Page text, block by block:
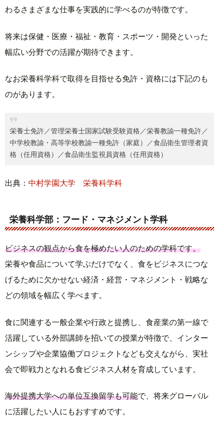
わるさまざまな仕事を実践的に学べるのが特徴です。
将来は保健・医療・福祉・教育・スポーツ・開発といった
幅広い分野での活躍が期待できます。
なお栄養科学科で取得を目指せる免許・資格には下記のも
のがあります。
栄養士免許／管理栄養士国家試験受験資格／栄養教諭一種免許／
中学校教諭・高等学校教諭一種免許（家庭）／食品衛生管理者資
格（任用資格）／食品衛生監視員資格（任用資格）
出典： 中村学園大学 栄養科学科
栄養科学部：フード・マネジメント学科
ビジネスの観点から食を極めたい人のための学科です。
栄養や食品について学ぶだけでなく、食をビジネスにつな
げるために欠かせない経済・経営・マネジメント・戦略な
どの領域を幅広く学べます。
食に関連する一般企業や行政と提携し、食産業の第一線で
活躍している外部講師を招いての授業が特徴で、インター
ンシップや企業協働プロジェクトなども交えながら、実社
会で即戦力となれる食ビジネス人材を育成しています。
海外提携大学への単位互換留学も可能で、将来グローバル
に活躍したい人にもおすすめです。